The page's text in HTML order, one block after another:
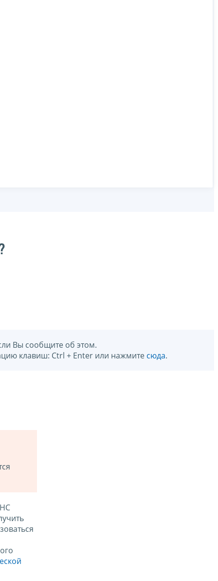
Вы сообщите об этом.
клавиш: Ctrl + Enter или нажмите сюда.